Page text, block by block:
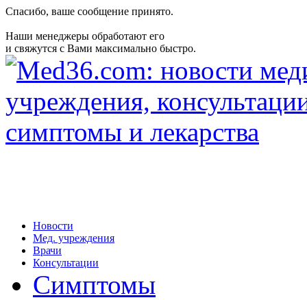
Спасибо, ваше сообщение принято.
Наши менеджеры обработают его
и свяжутся с Вами максимально быстро.
Новости
Мед. учреждения
Врачи
Консультации
Симптомы